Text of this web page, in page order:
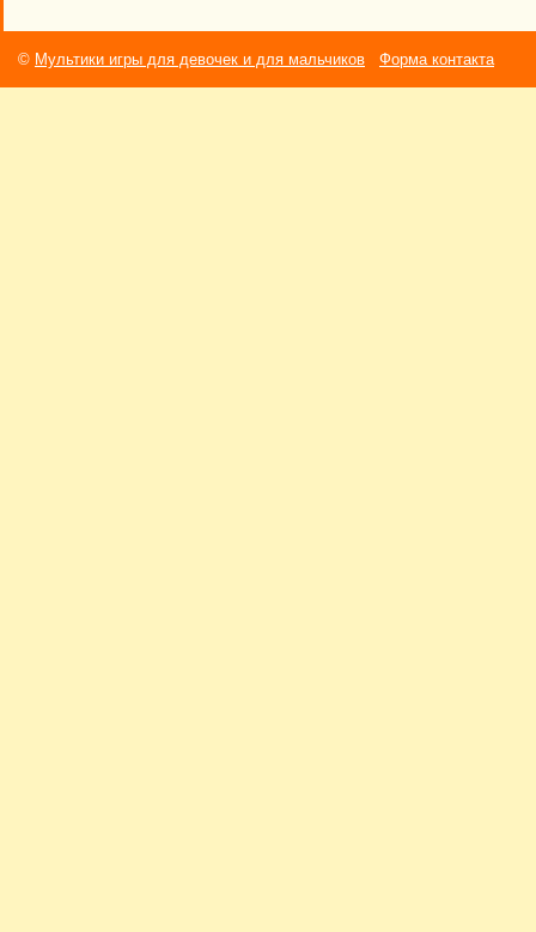
© Мультики игры для девочек и для мальчиков Форма контакта